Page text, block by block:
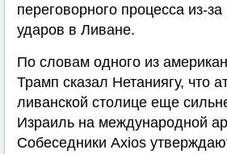
переговорного процесса из-за
ударов в Ливане.
По словам одного из
Трамп сказал Нетаниягу, что
ливанской столице еще
Израиль на международной
Собеседники Axios